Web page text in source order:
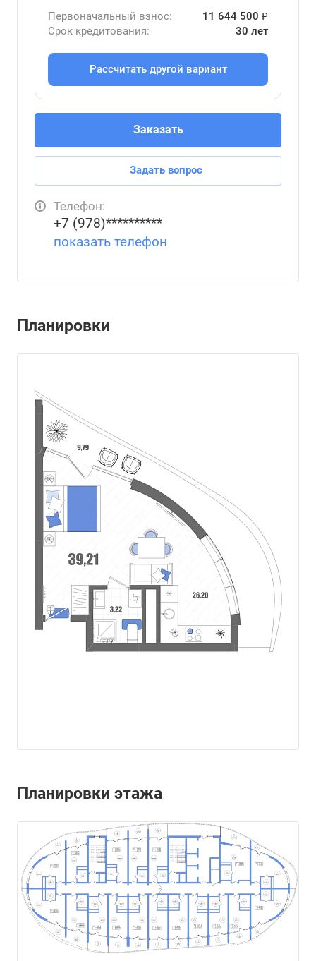
Первоначальный взнос:
11 644 500 ₽
Срок кредитования:
30 лет
Рассчитать другой вариант
Заказать
Задать вопрос
Телефон:
+7 (978)**********
показать телефон
Планировки
Планировки этажа